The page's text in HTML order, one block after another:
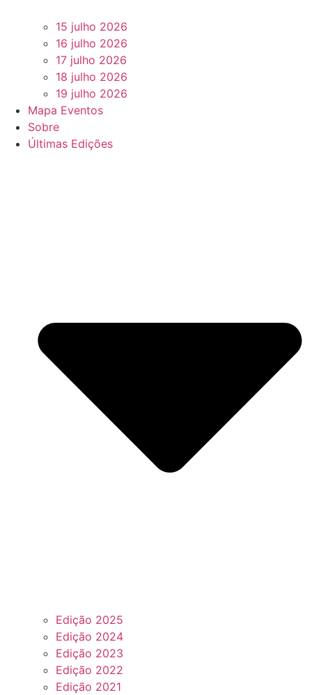
15 julho 2026
16 julho 2026
17 julho 2026
18 julho 2026
19 julho 2026
Mapa Eventos
Sobre
Últimas Edições
Edição 2025
Edição 2024
Edição 2023
Edição 2022
Edição 2021